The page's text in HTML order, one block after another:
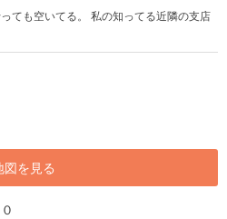
ても空いてる。 私の知ってる近隣の支店
図を見る